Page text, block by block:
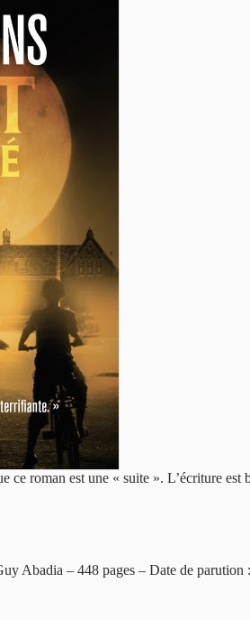
roman est une « suite ». L’écriture
Abadia – 448 pages – Date de